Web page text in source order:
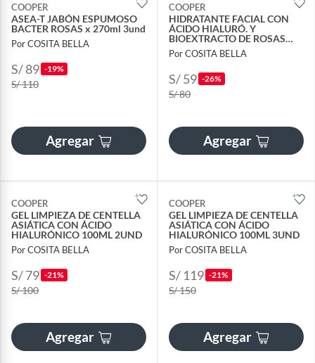
COOPER
ASEA-T JABÓN ESPUMOSO
BACTER ROSAS x 270ml 3und
Por COSITA BELLA
S/ 89 -19%
S/ 110
Agregar
COOPER
HIDRATANTE FACIAL CON
ÁCIDO HIALURÓ. Y
BIOEXTRACTO DE ROSAS
150GR
Por COSITA BELLA
S/ 59 -26%
S/ 80
Agregar
COOPER
GEL LIMPIEZA DE CENTELLA
ASIÁTICA CON ÁCIDO
HIALURÓNICO 100ML 2UND
Por COSITA BELLA
S/ 79 -21%
S/ 100
Agregar
COOPER
GEL LIMPIEZA DE CENTELLA
ASIÁTICA CON ÁCIDO
HIALURÓNICO 100ML 3UND
Por COSITA BELLA
S/ 119 -21%
S/ 150
Agregar